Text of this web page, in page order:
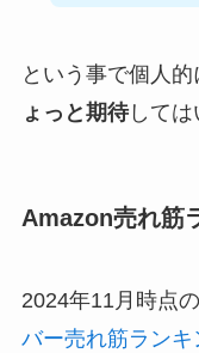
という事で個人的
ょっと期待しては
Amazon売れ筋
2024年11月時点の
バー売れ筋ランキ